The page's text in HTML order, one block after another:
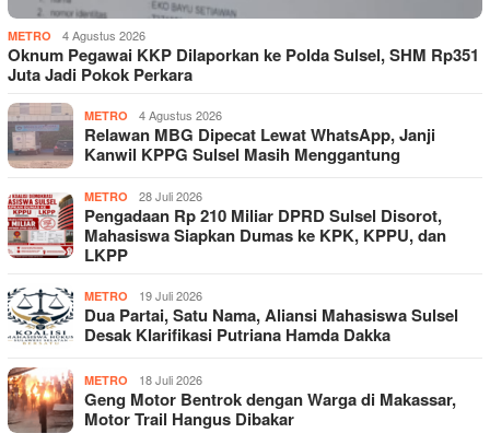
METRO 4 Agustus 2026
Oknum Pegawai KKP Dilaporkan ke Polda Sulsel, SHM Rp351
Juta Jadi Pokok Perkara
METRO 4 Agustus 2026
Relawan MBG Dipecat Lewat WhatsApp, Janji
Kanwil KPPG Sulsel Masih Menggantung
METRO 28 Juli 2026
Pengadaan Rp 210 Miliar DPRD Sulsel Disorot,
Mahasiswa Siapkan Dumas ke KPK, KPPU, dan
LKPP
METRO 19 Juli 2026
Dua Partai, Satu Nama, Aliansi Mahasiswa Sulsel
Desak Klarifikasi Putriana Hamda Dakka
METRO 18 Juli 2026
Geng Motor Bentrok dengan Warga di Makassar,
Motor Trail Hangus Dibakar